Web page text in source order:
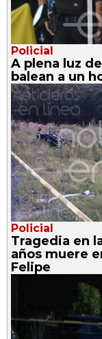
Policial
A plena luz
balean a un
Policial
Tragedia en
años muere
Felipe